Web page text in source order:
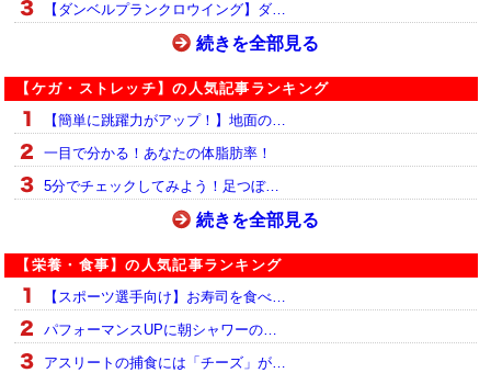
【ダンベルプランクロウイング】ダ…
続きを全部見る
【ケガ・ストレッチ】の人気記事ランキング
【簡単に跳躍力がアップ！】地面の…
一目で分かる！あなたの体脂肪率！
5分でチェックしてみよう！足つぼ…
続きを全部見る
【栄養・食事】の人気記事ランキング
【スポーツ選手向け】お寿司を食べ…
パフォーマンスUPに朝シャワーの…
アスリートの捕食には「チーズ」が…